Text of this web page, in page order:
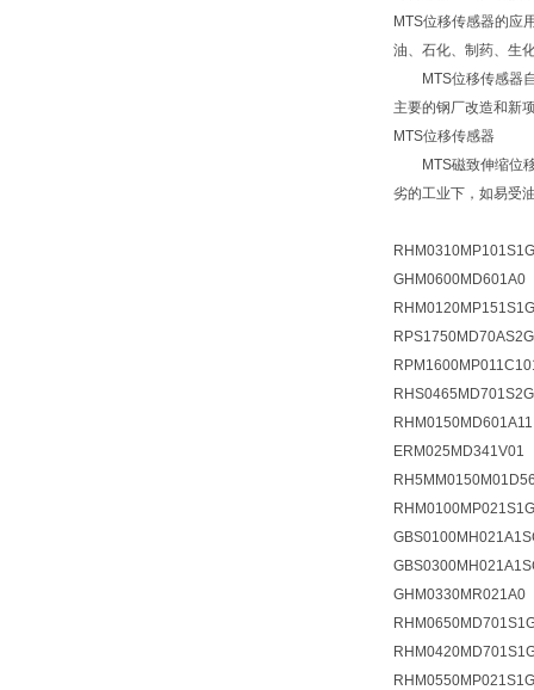
MTS位移传感器的应
油、石化、制药、生
MTS位移传感器自
主要的钢厂改造和新
MTS位移传感器
MTS磁致伸缩位移
劣的工业下，如易受
GHM0600MD601A0
ERM025MD341V01
GHM0330MR021A0